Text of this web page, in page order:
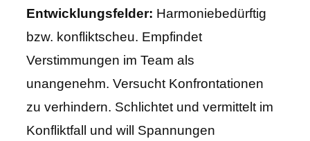
Entwicklungsfelder: Harmoniebedürftig
bzw. konfliktscheu. Empfindet
Verstimmungen im Team als
unangenehm. Versucht Konfrontationen
zu verhindern. Schlichtet und vermittelt im
Konfliktfall und will Spannungen